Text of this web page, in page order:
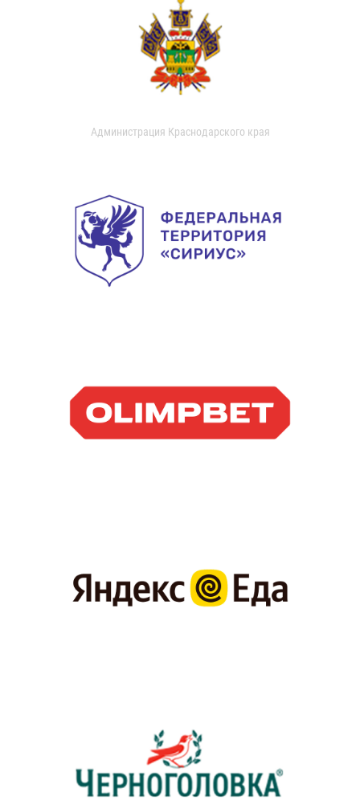
Администрация Краснодарского края